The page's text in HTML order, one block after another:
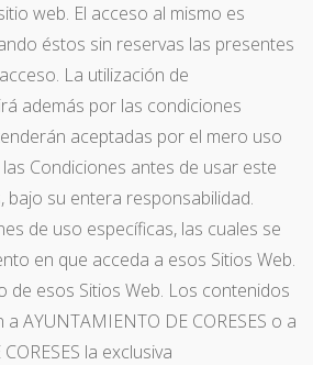
web. El acceso al mismo es
éstos sin reservas las presentes
La utilización de
además por las condiciones
aceptadas por el mero uso
Condiciones antes de usar este
su entera responsabilidad.
de uso específicas, las cuales se
en que acceda a esos Sitios Web.
de esos Sitios Web. Los contenidos
AYUNTAMIENTO DE CORESES o a
la exclusiva